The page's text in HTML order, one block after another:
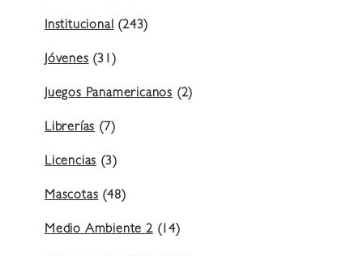
Institucional(243)
Jóvenes(31)
Juegos Panamericanos (2)
Librerías(7)
Licencias(3)
Mascotas(48)
Medio Ambiente 2(14)